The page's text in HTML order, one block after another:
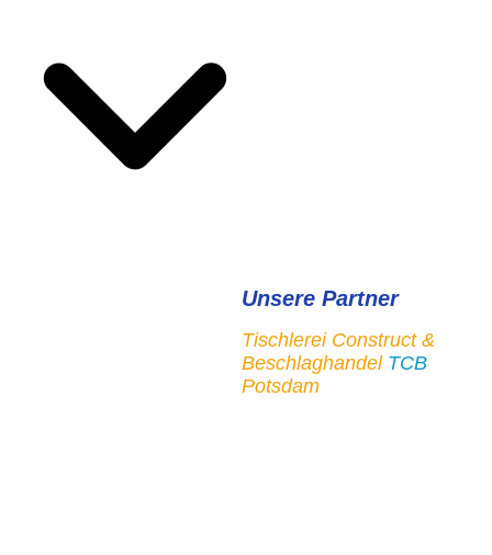
Unsere Partner
Tischlerei Construct &
Beschlaghandel TCB
Potsdam